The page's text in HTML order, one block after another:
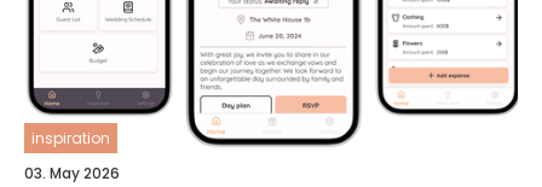
inspiration
03. May 2026